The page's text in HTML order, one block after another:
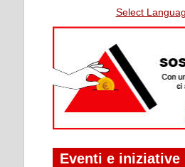
Select
Eventi e iniziative